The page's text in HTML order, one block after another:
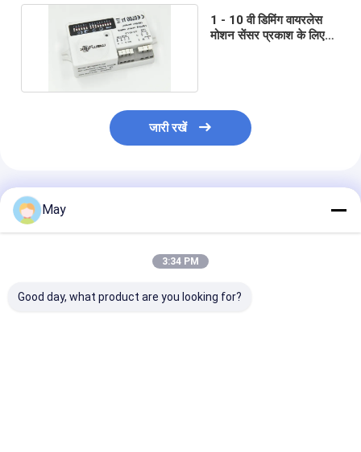
1 - 10 वी डिमिंग वायरलेस
मोशन सेंसर प्रकाश के लिए
जारी रखें
अनुशंसित उत्पाद
May
3:34 PM
Good day, what product are you looking for?